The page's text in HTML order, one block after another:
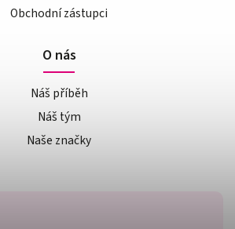
Obchodní zástupci
O nás
Náš příběh
Náš tým
Naše značky